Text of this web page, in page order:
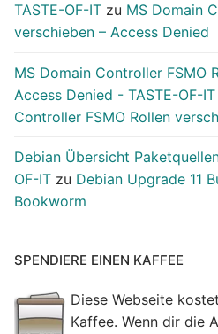
TASTE-OF-IT zu MS Domain
verschieben – Access Denied
MS Domain Controller FSMO
Access Denied - TASTE-OF-IT
Controller FSMO Rollen
Debian Übersicht
OF-IT zu Debian Upgrade 11
Bookworm
SPENDIERE EINEN KAFFEE
Diese Webseite
Kaffee. Wenn dir die